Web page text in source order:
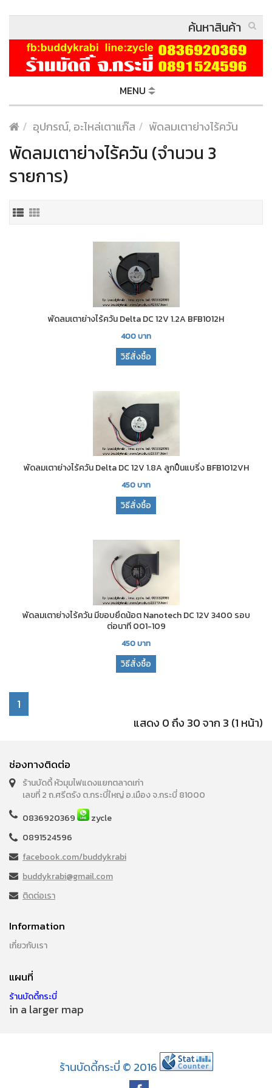
MENU
อุปกรณ์, อะไหล่เตาแก๊ส พัดลมเตาย่างไร้ควัน
พัดลมเตาย่างไร้ควัน (จำนวน 3
รายการ)
พัดลมเตาย่างไร้ควัน Delta DC 12V 1.2A BFB1012H
400บาท
วิธีสั่งซื้อ
พัดลมเตาย่างไร้ควัน Delta DC 12V 1.8A ลูกปืนแบริ่ง BFB1012VH
450บาท
วิธีสั่งซื้อ
พัดลมเตาย่างไร้ควัน มีขอบยึดน้อต Nanotech DC 12V 3400 รอบ
ต่อนาที 001-109
450บาท
วิธีสั่งซื้อ
1
แสดง 0 ถึง 30 จาก 3 (1 หน้า)
ช่องทางติดต่อ
ร้านบัดดี้ หัวมุมไฟแดงแยกตลาดเก่า
เลขที่ 2 ถ.ศรีตรัง ต.กระบี่ใหญ่ อ.เมือง จ.กระบี่ 81000
0836920369
zycle
0891524596
facebook.com/buddykrabi
buddykrabi@gmail.com
ติดต่อเรา
Information
เกี่ยวกับเรา
แผนที่
ร้านบัดดี้กระบี่
in a larger map
ร้านบัดดี้กระบี่ © 2016